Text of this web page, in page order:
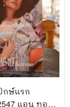
กษ์แรก
แอน ทอง